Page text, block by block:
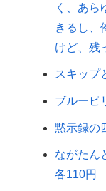
く、あら
きるし、
けど、残
スキップ
ブルーピ
黙示録の
ながたん
各110円